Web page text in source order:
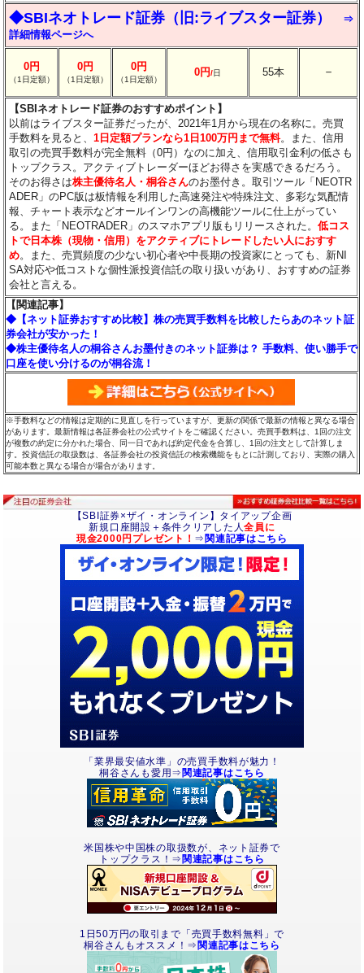
◆SBIネオトレード証券（旧:ライブスター証券）
⇒
詳細情報ページへ
0円
（1日定額）
0円
（1日定額）
0円
（1日定額）
0円/日 55本 －
【SBIネオトレード証券のおすすめポイント】
以前はライブスター証券だったが、2021年1月から現在の名称に。売買
手数料を見ると、1日定額プランなら1日100万円まで無料。また、信用
取引の売買手数料が完全無料（0円）なのに加え、信用取引金利の低さも
トップクラス。アクティブトレーダーほどお得さを実感できるだろう。
そのお得さは株主優待名人・桐谷さんのお墨付き。取引ツール「NEOTR
ADER」のPC版は板情報を利用した高速発注や特殊注文、多彩な気配情
報、チャート表示などオールインワンの高機能ツールに仕上がってい
る。また「NEOTRADER」のスマホアプリ版もリリースされた。低コス
トで日本株（現物・信用）をアクティブにトレードしたい人におすす
め。また、売買頻度の少ない初心者や中長期の投資家にとっても、新NI
SA対応や低コストな個性派投資信託の取り扱いがあり、おすすめの証券
会社と言える。
【関連記事】
◆【ネット証券おすすめ比較】株の売買手数料を比較したらあのネット証
券会社が安かった！
◆株主優待名人の桐谷さんお墨付きのネット証券は？ 手数料、使い勝手で
口座を使い分けるのが桐谷流！
※手数料などの情報は定期的に見直しを行っていますが、更新の関係で最新の情報と異なる場合
があります。最新情報は各証券会社の公式サイトをご確認ください。売買手数料は、1回の注文
が複数の約定に分かれた場合、同一日であれば約定代金を合算し、1回の注文として計算しま
す。投資信託の取扱数は、各証券会社の投資信託の検索機能をもとに計測しており、実際の購入
可能本数と異なる場合が場合があります。
【SBI証券×ザイ・オンライン】タイアップ企画
新規口座開設＋条件クリアした人全員に
現金2000円プレゼント！ ⇒ 関連記事はこちら
「業界最安値水準」の売買手数料が魅力！
桐谷さんも愛用⇒ 関連記事はこちら
米国株や中国株の取扱数が、ネット証券で
トップクラス！⇒ 関連記事はこちら
1日50万円の取引まで「売買手数料無料」で
桐谷さんもオススメ！⇒ 関連記事はこちら